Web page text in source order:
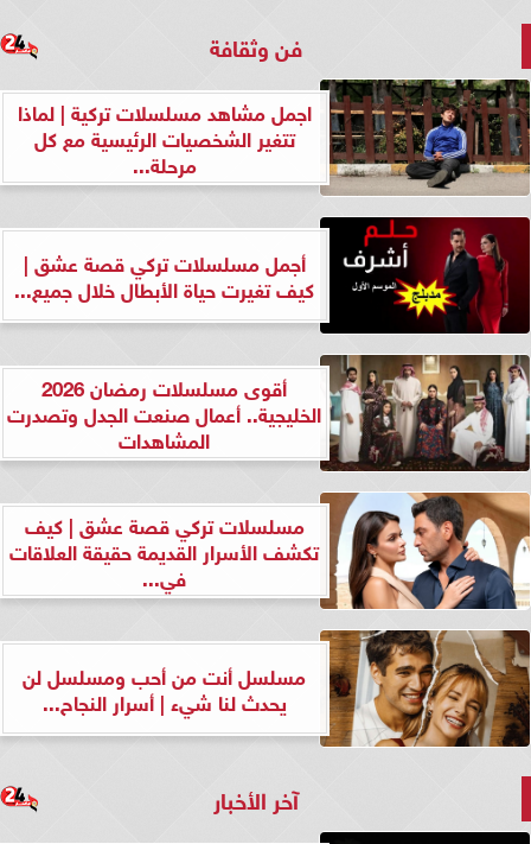
فن وثقافة
اجمل مشاهد مسلسلات تركية | لماذا
تتغير الشخصيات الرئيسية مع كل
مرحلة...
أجمل مسلسلات تركي قصة عشق |
كيف تغيرت حياة الأبطال خلال جميع...
أقوى مسلسلات رمضان 2026
الخليجية.. أعمال صنعت الجدل وتصدرت
المشاهدات
مسلسلات تركي قصة عشق | كيف
تكشف الأسرار القديمة حقيقة العلاقات
في...
مسلسل أنت من أحب ومسلسل لن
يحدث لنا شيء | أسرار النجاح...
آخر الأخبار